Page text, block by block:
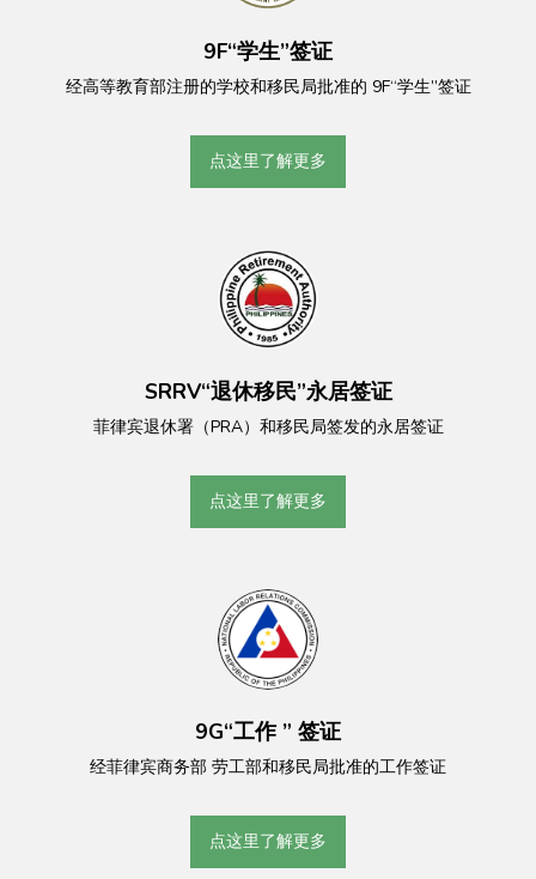
9F“学生”签证
经高等教育部注册的学校和移民局批准的 9F“学生”签证
点这里了解更多
SRRV“退休移民”永居签证
菲律宾退休署（PRA）和移民局签发的永居签证
点这里了解更多
9G“工作 ” 签证
经菲律宾商务部 劳工部和移民局批准的工作签证
点这里了解更多